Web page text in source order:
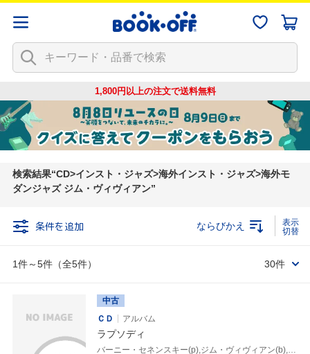
1,800円以上の注文で送料無料
検索結果 CD>インスト・ジャズ>海外インスト・ジャズ>海外モ
ダンジャズ ジム・ヴィヴィアン
条件を追加
1件～5件（全5件）
ならびかえ
30件
中古
ＣＤ
アルバム
ラプソディ